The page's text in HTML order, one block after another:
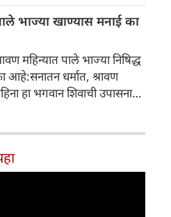
परिणाम होऊ शकतो.
होते, ज्यामुळे निस्तेजपणा, मुरुमे
ब्लॅकहेड्स यांसारख्या समस्या
होतात.
भाज्या खाण्यास मनाई का
महिन्यात पाले भाज्या निषिद्ध
आहे:सनातन धर्मात, श्रावण
हा भगवान शिवाची उपासना
आणि सात्विक जीवनशैलीचे
करतात.